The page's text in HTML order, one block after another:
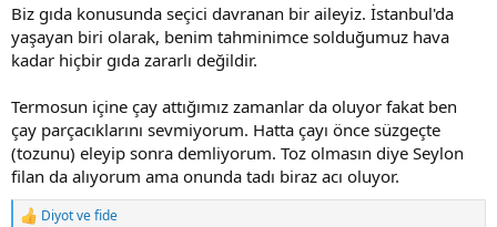
Biz gıda konusunda seçici davranan bir aileyiz. İstanbul'da
yaşayan biri olarak, benim tahminimce solduğumuz hava
kadar hiçbir gıda zararlı değildir.
Termosun içine çay attığımız zamanlar da oluyor fakat ben
çay parçacıklarını sevmiyorum. Hatta çayı önce süzgeçte
(tozunu) eleyip sonra demliyorum. Toz olmasın diye Seylon
filan da alıyorum ama onunda tadı biraz acı oluyor.
R
Diyotvefide